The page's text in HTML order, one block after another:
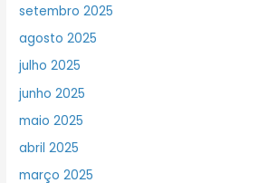
setembro 2025
agosto 2025
julho 2025
junho 2025
maio 2025
abril 2025
março 2025